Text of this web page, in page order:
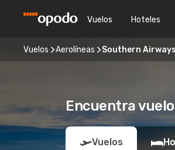
Vuelos Hoteles
Vuelos Aerolíneas Southern
Encuentra
Vuelos